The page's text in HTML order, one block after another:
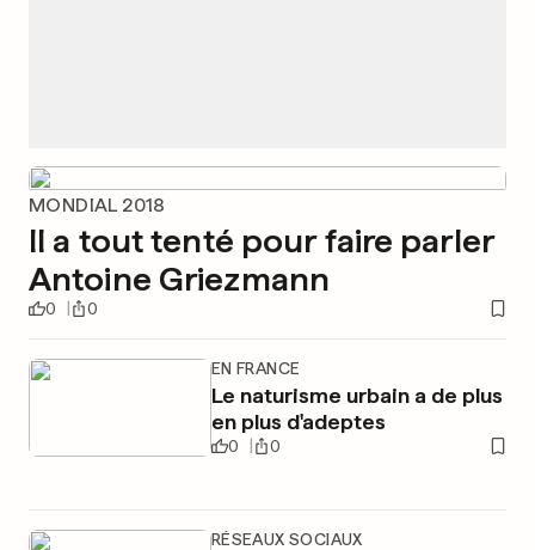
MONDIAL 2018
Il a tout tenté pour faire parler
Antoine Griezmann
0 0
EN FRANCE
Le naturisme urbain a de plus
en plus d'adeptes
0 0
RÉSEAUX SOCIAUX